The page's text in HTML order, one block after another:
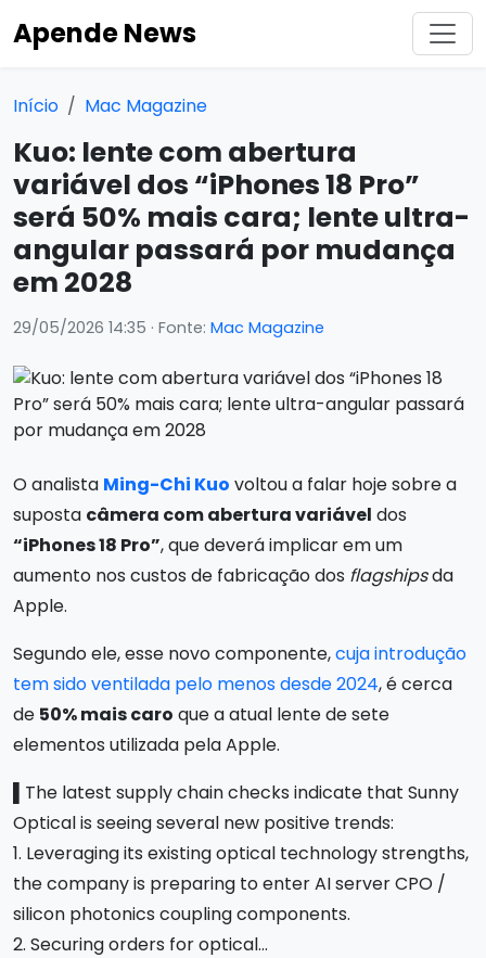
Apende News
Início Mac Magazine
Kuo: lente com abertura
variável dos “iPhones 18 Pro”
será 50% mais cara; lente ultra-
angular passará por mudança
em 2028
29/05/2026 14:35 · Fonte: Mac Magazine
O analista Ming-Chi Kuo voltou a falar hoje sobre a
suposta câmera com abertura variável dos
“iPhones 18 Pro”, que deverá implicar em um
aumento nos custos de fabricação dos flagshipsda
Apple.
Segundo ele, esse novo componente,cuja introdução
tem sido ventilada pelo menos desde 2024, é cerca
de 50% mais caro que a atual lente de sete
elementos utilizada pela Apple.
▌The latest supply chain checks indicate that Sunny
Optical is seeing several new positive trends:
1. Leveraging its existing optical technology strengths,
the company is preparing to enter AI server CPO /
silicon photonics coupling components.
2. Securing orders for optical…